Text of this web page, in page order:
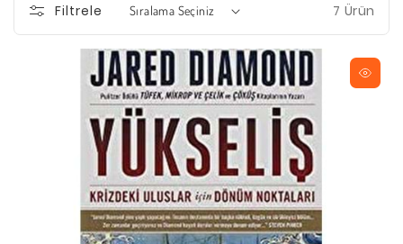
Filtrele 7 Ürün